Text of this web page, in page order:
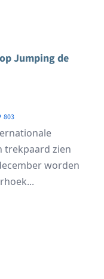
Jumping de
803
trekpaard zien
worden